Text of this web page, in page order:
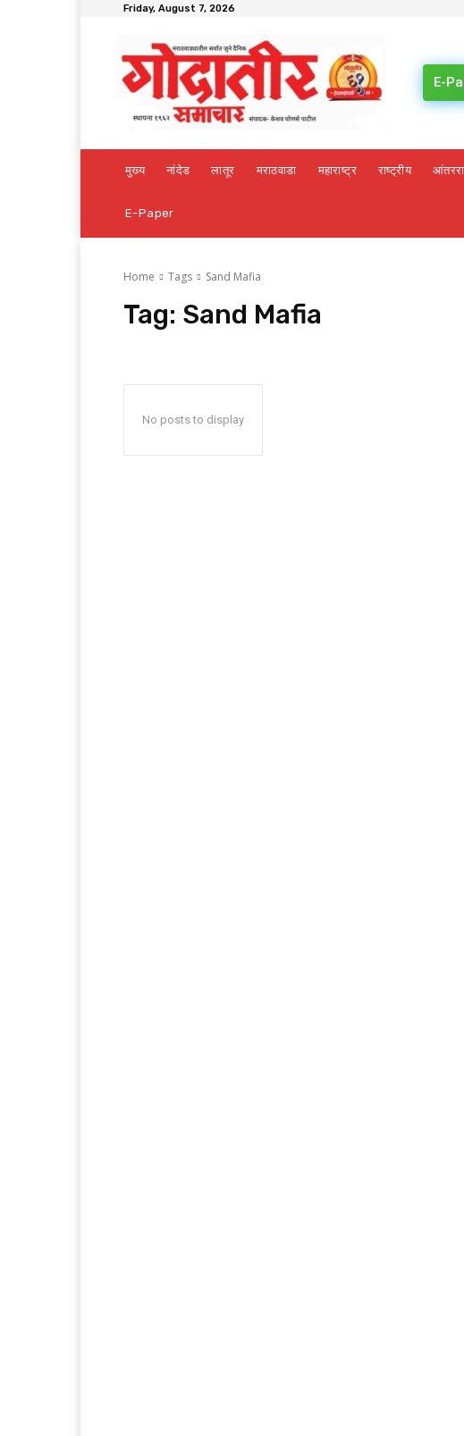
Friday, August 7, 2026
E-
मुख्य नांदेड लातूर मराठवाडा महाराष्ट्र राष्ट्रीय
E-Paper
Home Tags Sand Mafia
Tag: Sand Mafia
No posts to display